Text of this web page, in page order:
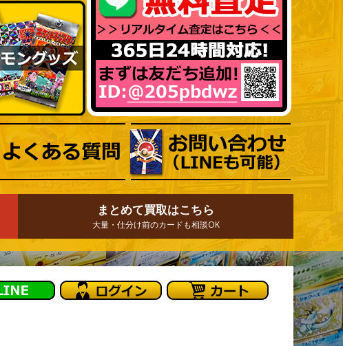
まとめて買取はこちら
大量・仕分け前のカードも相談OK